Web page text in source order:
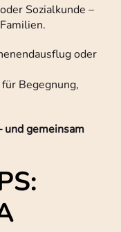
Sozialkunde –
oder
Begegnung,
und gemeinsam